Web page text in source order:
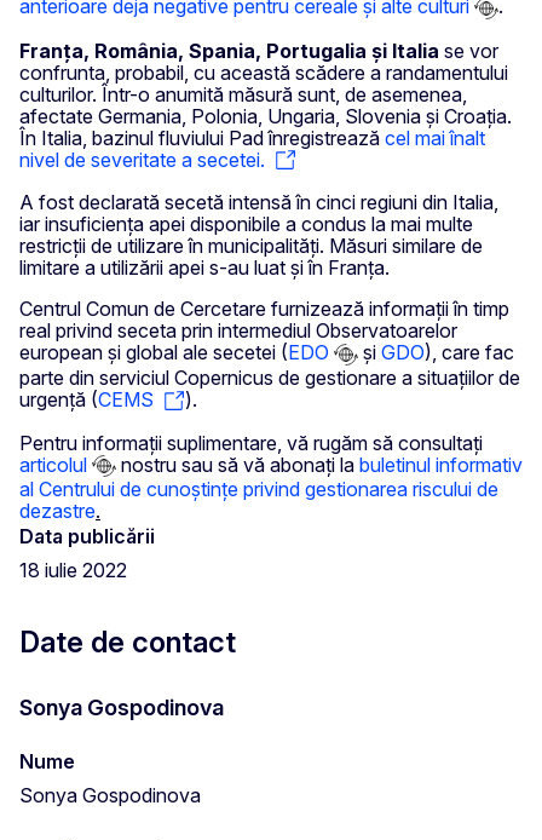
anterioare deja negative pentru cereale și alte culturi
.
Franța, România, Spania, Portugalia și Italia se vor
confrunta, probabil, cu această scădere a randamentului
culturilor. Într-o anumită măsură sunt, de asemenea,
afectate Germania, Polonia, Ungaria, Slovenia și Croația.
În Italia, bazinul fluviului Pad înregistrează cel mai înalt
nivel de severitate a secetei.
A fost declarată secetă intensă în cinci regiuni din Italia,
iar insuficiența apei disponibile a condus la mai multe
restricții de utilizare în municipalități. Măsuri similare de
limitare a utilizării apei s-au luat și în Franța.
Centrul Comun de Cercetare furnizează informații în timp
real privind seceta prin intermediul Observatoarelor
european și global ale secetei (EDO și GDO), care fac
parte din serviciul Copernicus de gestionare a situațiilor de
urgență (CEMS
).
Pentru informații suplimentare, vă rugăm să consultați
articolul
nostru sau să vă abonați la buletinul informativ
al Centrului de cunoștințe privind gestionarea riscului de
dezastre.
Data publicării
18 iulie 2022
Date de contact
Sonya Gospodinova
Nume
Sonya Gospodinova